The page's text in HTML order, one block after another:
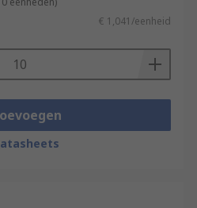
so the total
the layout of your
considered.
size will be
of the contact and
it can safely handle.
in AWG or CSA.
€ 1,041/eenheid